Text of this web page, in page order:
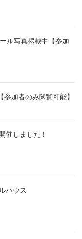
ル写真掲載中【参加
加者のみ閲覧可能】
催しました！
ハウス